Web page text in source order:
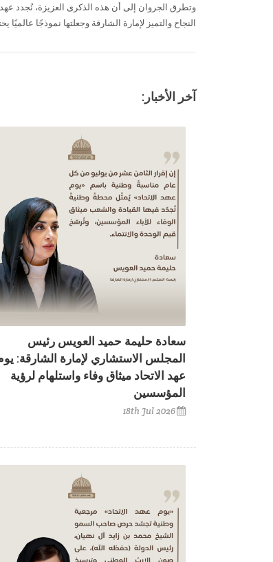
وتطرق الجروان إلى أن هذه الذكرى العزيزة، نُجدد
النجاح والتميز لإمارة الشارقة وجعلتها نموذجًا عالميًا
آخر الأخبار:
سعادة حليمة حميد العويس رئيس
المجلس الاستشاري لإمارة الشارقة:
عهد الاتحاد ميثاق وفاء واستلهام لرؤية
المؤسسين
18th Jul 2026